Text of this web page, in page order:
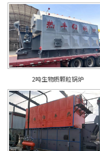
2吨生物质颗粒锅炉